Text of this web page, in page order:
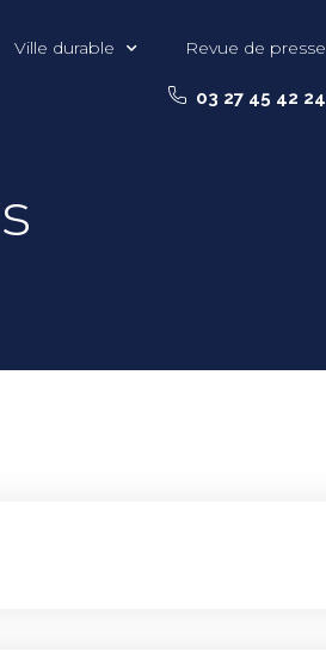
Ville durable Revue de presse
03 27 45 42 24